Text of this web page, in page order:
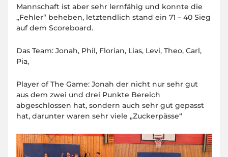
Mannschaft ist aber sehr lernfähig und konnte die
„Fehler“ beheben, letztendlich stand ein 71 – 40 Sieg
auf dem Scoreboard.
Das Team: Jonah, Phil, Florian, Lias, Levi, Theo, Carl,
Pia,
Player of The Game: Jonah der nicht nur sehr gut
aus dem zwei und drei Punkte Bereich
abgeschlossen hat, sondern auch sehr gut gepasst
hat, darunter waren sehr viele „Zuckerpässe“